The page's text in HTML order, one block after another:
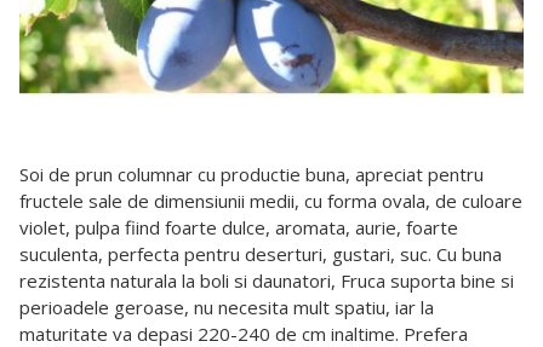
Soi de prun columnar cu productie buna, apreciat pentru
fructele sale de dimensiunii medii, cu forma ovala, de culoare
violet, pulpa fiind foarte dulce, aromata, aurie, foarte
suculenta, perfecta pentru deserturi, gustari, suc. Cu buna
rezistenta naturala la boli si daunatori, Fruca suporta bine si
perioadele geroase, nu necesita mult spatiu, iar la
maturitate va depasi 220-240 de cm inaltime. Prefera